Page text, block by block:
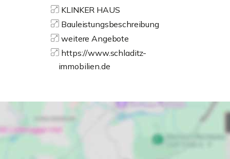
KLINKER HAUS
Bauleistungsbeschreibung
weitere Angebote
https://www.schladitz-
immobilien.de